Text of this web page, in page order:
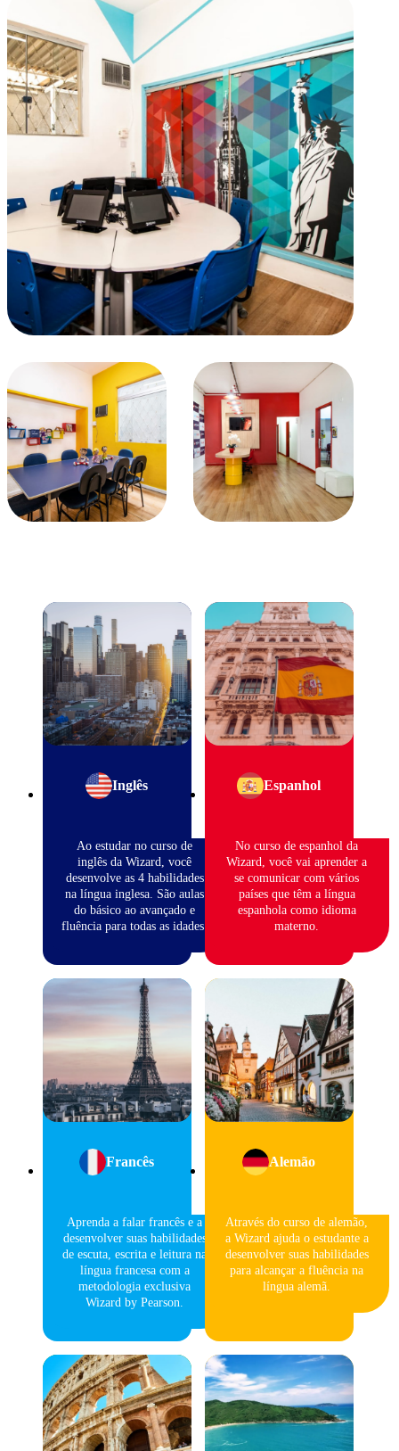
Inglês
Ao estudar no curso de
inglês da Wizard, você
desenvolve as 4 habilidades
na língua inglesa. São aulas
do básico ao avançado e
fluência para todas as idades.
Espanhol
No curso de espanhol da
Wizard, você vai aprender a
se comunicar com vários
países que têm a língua
espanhola como idioma
materno.
Francês
Aprenda a falar francês e a
desenvolver suas habilidades
de escuta, escrita e leitura na
língua francesa com a
metodologia exclusiva
Wizard by Pearson.
Alemão
Através do curso de alemão,
a Wizard ajuda o estudante a
desenvolver suas habilidades
para alcançar a fluência na
língua alemã.